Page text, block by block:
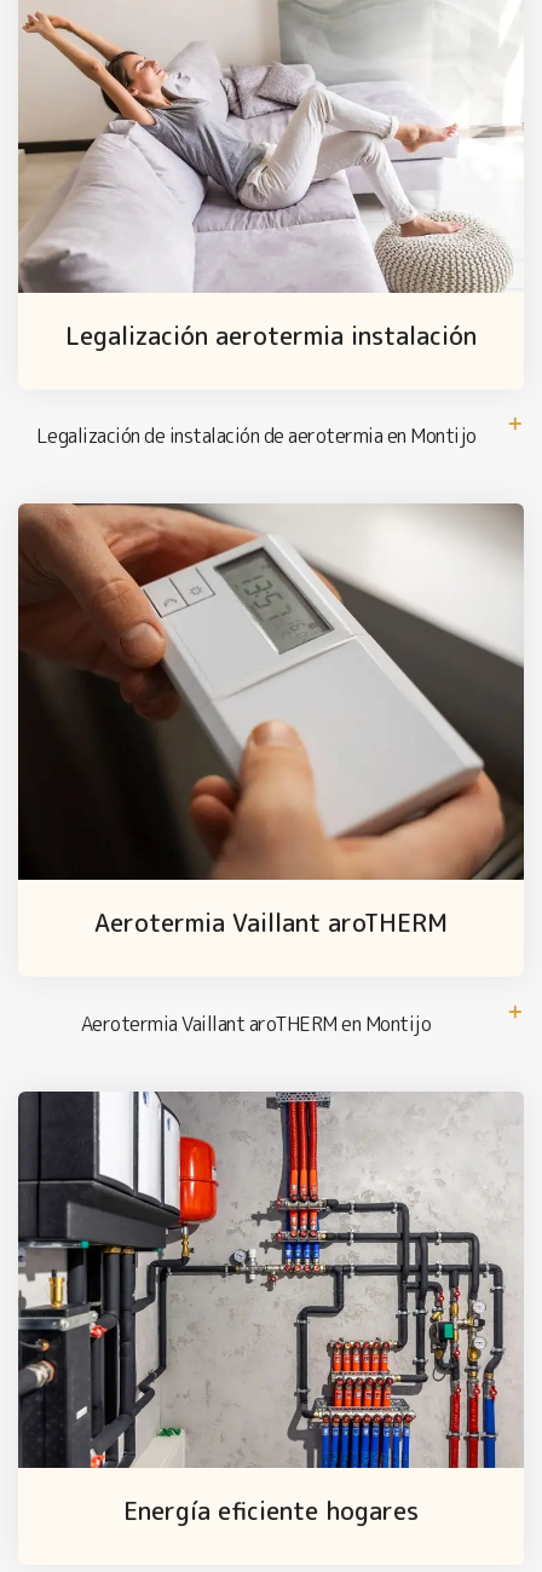
Legalización aerotermia instalación
Legalización de instalación de aerotermia en Montijo
Aerotermia Vaillant aroTHERM
Aerotermia Vaillant aroTHERM en Montijo
Energía eficiente hogares